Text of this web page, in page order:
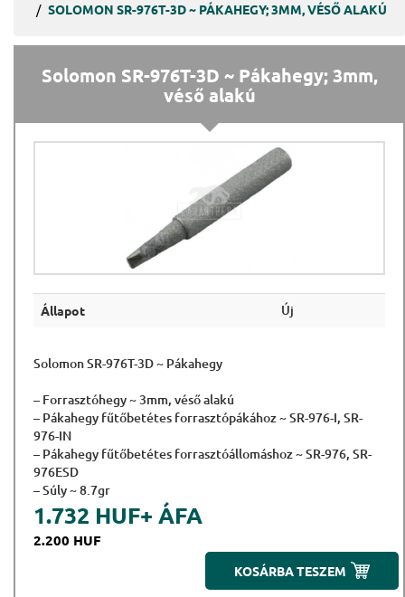
SOLOMON SR-976T-3D ~ PÁKAHEGY; 3MM, VÉSŐ ALAKÚ
Solomon SR-976T-3D ~ Pákahegy; 3mm,
véső alakú
Állapot Új
Solomon SR-976T-3D ~ Pákahegy
– Forrasztóhegy ~ 3mm, véső alakú
– Pákahegy fűtőbetétes forrasztópákához ~ SR-976-I, SR-
976-IN
– Pákahegy fűtőbetétes forrasztóállomáshoz ~ SR-976, SR-
976ESD
– Súly ~ 8.7gr
1.732 HUF+ ÁFA
2.200 HUF
KOSÁRBA TESZEM